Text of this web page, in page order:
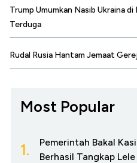
Trump Umumkan Nasib Ukraina
Terduga
Rudal Rusia Hantam Jemaat
Most Popular
1.
Pemerintah Bakal
Berhasil Tangkap